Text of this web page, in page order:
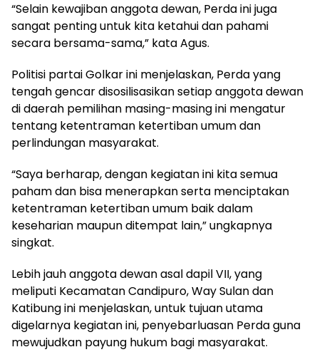
“Selain kewajiban anggota dewan, Perda ini juga
sangat penting untuk kita ketahui dan pahami
secara bersama-sama,” kata Agus.
Politisi partai Golkar ini menjelaskan, Perda yang
tengah gencar disosilisasikan setiap anggota dewan
di daerah pemilihan masing-masing ini mengatur
tentang ketentraman ketertiban umum dan
perlindungan masyarakat.
“Saya berharap, dengan kegiatan ini kita semua
paham dan bisa menerapkan serta menciptakan
ketentraman ketertiban umum baik dalam
keseharian maupun ditempat lain,” ungkapnya
singkat.
Lebih jauh anggota dewan asal dapil VII, yang
meliputi Kecamatan Candipuro, Way Sulan dan
Katibung ini menjelaskan, untuk tujuan utama
digelarnya kegiatan ini, penyebarluasan Perda guna
mewujudkan payung hukum bagi masyarakat.